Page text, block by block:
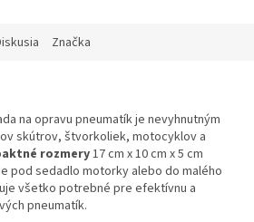
Značka
na opravu pneumatík je nevyhnutným
skútrov, štvorkoliek, motocyklov a
rozmery17 cm x 10 cm x 5 cm
pod sedadlo motorky alebo do malého
všetko potrebné pre efektívnu a
pneumatík.